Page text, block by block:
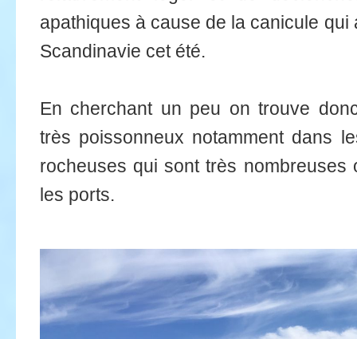
apathiques à cause de la canicule qui
Scandinavie cet été.
En cherchant un peu on trouve
très poissonneux notamment dans
rocheuses qui sont très nombreuses
les ports.